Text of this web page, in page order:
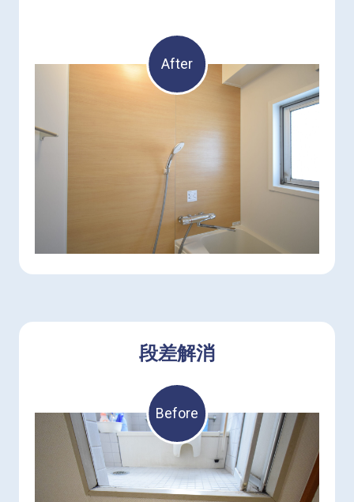
After
段差解消
Before